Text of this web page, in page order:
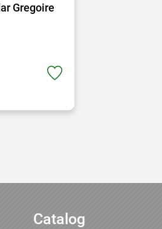
Gregoire
Catalog